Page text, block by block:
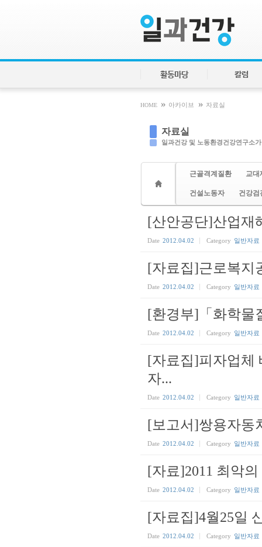
활동마당 칼럼
HOME » 아카이브 » 자료실
자료실
일과건강 및 노동환경건강연구소
근골격계질환 교대
건설노동자 건강검
[산안공단]산업재
Date 2012.04.02 Category 일반자료
[자료집]근로복지
Date 2012.04.02 Category 일반자료
[환경부]「화학물
Date 2012.04.02 Category 일반자료
[자료집]피자업체
자...
Date 2012.04.02 Category 일반자료
[보고서]쌍용자동
Date 2012.04.02 Category 일반자료
[자료]2011 최악
Date 2012.04.02 Category 일반자료
[자료집]4월25일
Date 2012.04.02 Category 일반자료